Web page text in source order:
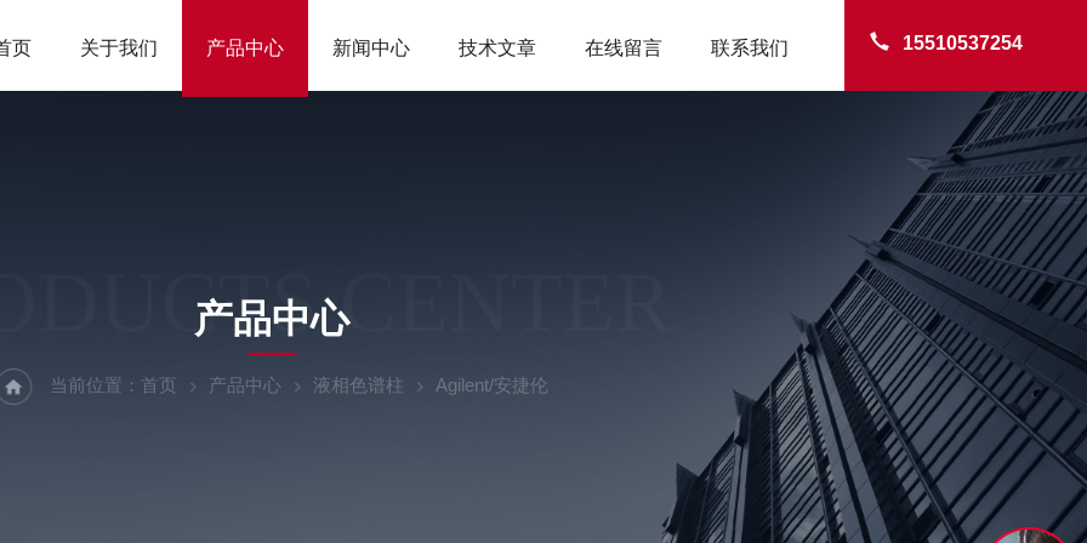
15510537254
页 关于我们 产品中心 新闻中心 技术文章 在线留言 联系我们
CENTER
产品中心
当前位置： 首页 产品中心 液相色谱柱 Agilent/安捷伦